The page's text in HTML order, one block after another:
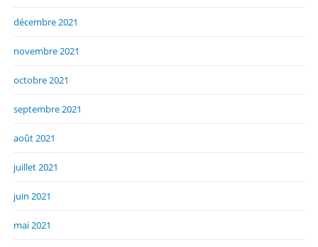
décembre 2021
novembre 2021
octobre 2021
septembre 2021
août 2021
juillet 2021
juin 2021
mai 2021